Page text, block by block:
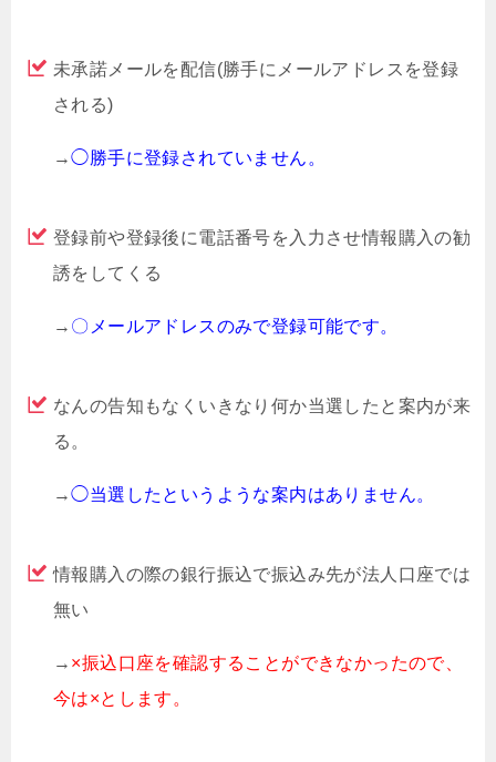
未承諾メールを配信(勝手にメールアドレスを登録
される)
→◯勝手に登録されていません。
登録前や登録後に電話番号を入力させ情報購入の勧
誘をしてくる
→ 〇メールアドレスのみで登録可能です。
なんの告知もなくいきなり何か当選したと案内が来
る。
→◯当選したというような案内はありません。
情報購入の際の銀行振込で振込み先が法人口座では
無い
→ ×振込口座を確認することができなかったので、
今は×とします。